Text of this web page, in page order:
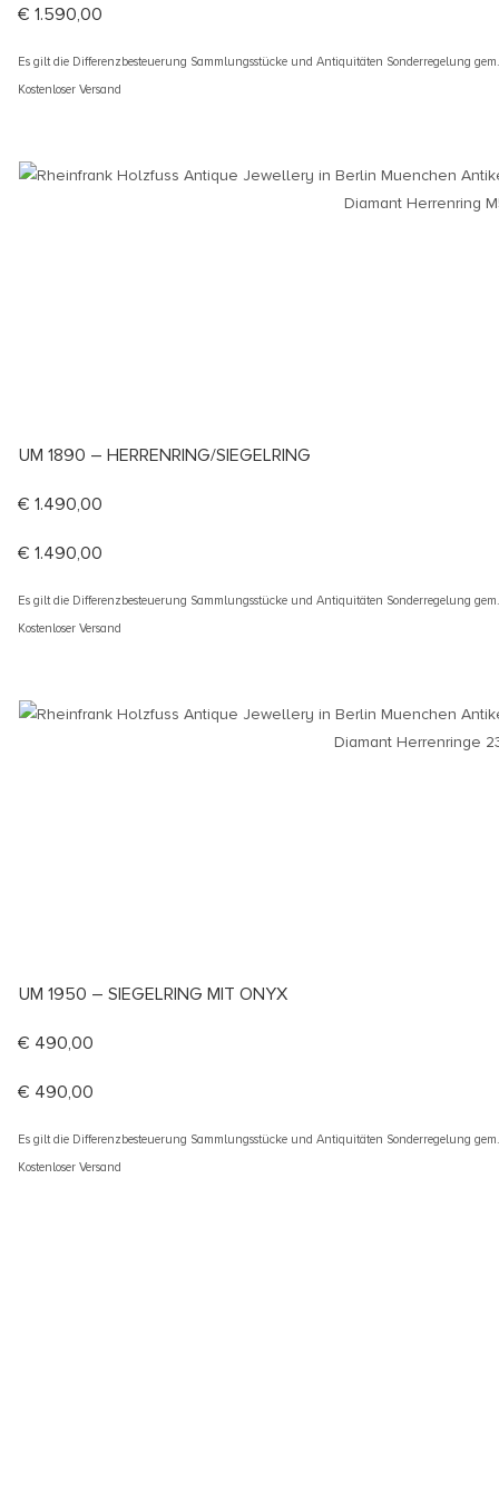
€ 1.590,00
Es gilt die Differenzbesteuerung Sammlungsstücke und Antiquitäten Sonderregelung
Kostenloser Versand
UM 1890 – HERRENRING/SIEGELRING
€ 1.490,00
€ 1.490,00
Es gilt die Differenzbesteuerung Sammlungsstücke und Antiquitäten Sonderregelung
Kostenloser Versand
UM 1950 – SIEGELRING MIT ONYX
€ 490,00
€ 490,00
Es gilt die Differenzbesteuerung Sammlungsstücke und Antiquitäten Sonderregelung
Kostenloser Versand